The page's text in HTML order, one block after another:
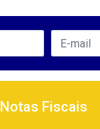
Notas Fiscais